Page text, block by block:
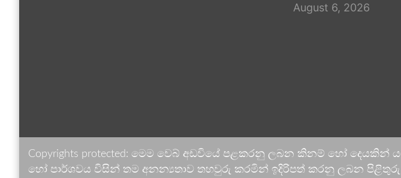
August 6, 2026
Copyrights protected: මෙම වෙබ් අඩවියේ පළකරනු ලබන කිනම් හෝ
හෝ පාර්ශවය විසින් තම අනන්‍යතාව තහවුරු කරමින් ඉදිරිපත් කරනු ලබන පිළිතුරු